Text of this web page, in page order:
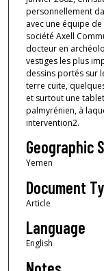
personnellement
avec une équipe
société Axell
docteur en
vestiges les plus
dessins portés sur
terre cuite,
et surtout une
palmyrénien, à
intervention2.
Geographic
Yemen
Document
Article
Language
English